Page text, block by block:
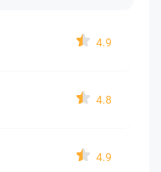
4.9
4.8
4.9